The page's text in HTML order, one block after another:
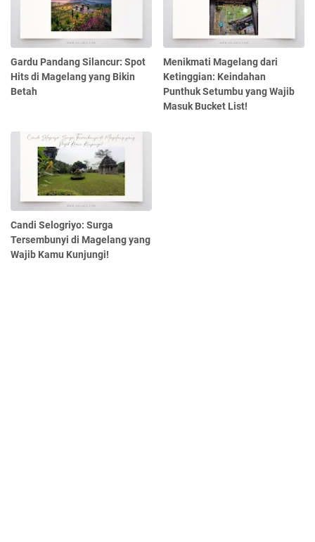
Gardu Pandang Silancur: Spot
Hits di Magelang yang Bikin
Betah
Menikmati Magelang dari
Ketinggian: Keindahan
Punthuk Setumbu yang Wajib
Masuk Bucket List!
Candi Selogriyo: Surga
Tersembunyi di Magelang yang
Wajib Kamu Kunjungi!